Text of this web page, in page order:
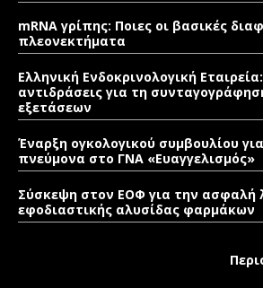
mRNA γρίπης: Ποιες οι βασικές
πλεονεκτήματα
Ελληνική Ενδοκρινολογική
αντιδράσεις για τη
εξετάσεων
Έναρξη ογκολογικού συμβουλίου
πνεύμονα στο ΓΝΑ «Ευαγγελισμός»
Σύσκεψη στον ΕΟΦ για την ασφαλή
εφοδιαστικής αλυσίδας φαρμάκων